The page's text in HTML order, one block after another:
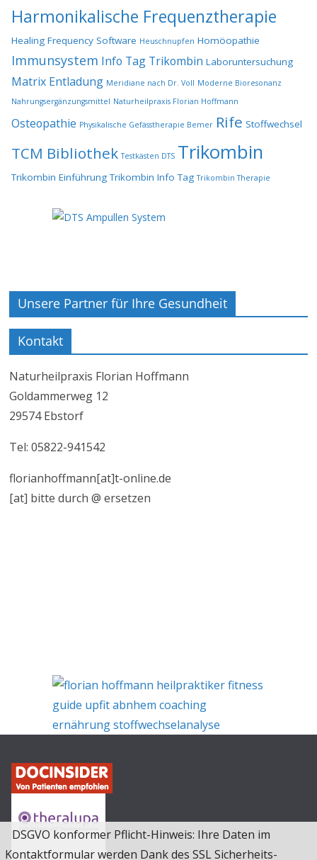
Harmonikalische Frequenztherapie
Healing Frequency Software Heuschnupfen Homöopathie
Immunsystem Info Tag Trikombin Laboruntersuchung
Matrix Entladung Meridiane nach Dr. Voll Moderne Bioresonanz
Nahrungsergänzungsmittel Naturheilpraxis Florian Hoffmann
Osteopathie Physikalische Gefässtherapie Bemer Rife Stoffwechsel
TCM Bibliothek Testkästen DTS Trikombin
Trikombin Einführung Trikombin Info Tag Trikombin Therapie
Unsere Partner für Ihre Gesundheit
Kontakt
Naturheilpraxis Florian Hoffmann
Goldammerweg 12
29574 Ebstorf
Tel: 05822-941542
florianhoffmann[at]t-online.de
[at] bitte durch @ ersetzen
DSGVO konformer Pflicht-Hinweis: Ihre Daten im
Kontaktformular werden Dank des SSL Sicherheits-